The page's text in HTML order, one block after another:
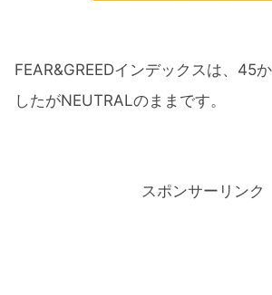
FEAR&GREEDインデックスは、45
したがNEUTRALのままです。
スポンサーリンク